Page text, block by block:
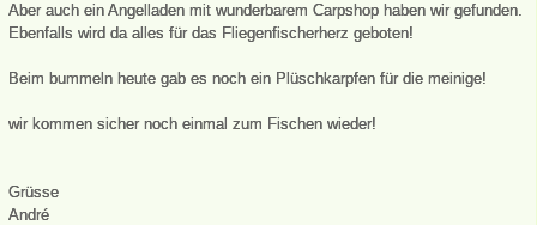
Aber auch ein Angelladen mit wunderbarem Carpshop haben wir gefunden.
Ebenfalls wird da alles für das Fliegenfischerherz geboten!
Beim bummeln heute gab es noch ein Plüschkarpfen für die meinige!
wir kommen sicher noch einmal zum Fischen wieder!
Grüsse
André